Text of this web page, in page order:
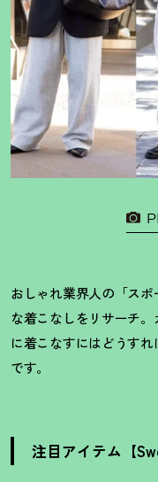
おしゃれ業界人の「ス
な着こなしをリサーチ
に着こなすにはどうす
です。
注目アイテム【